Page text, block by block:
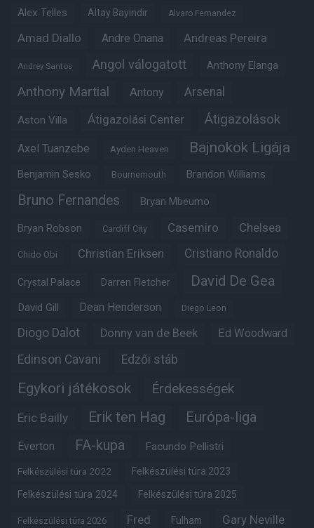
Alex Telles Altay Bayindir Alvaro Fernandez
Amad Diallo Andre Onana Andreas Pereira
Andrey Santos Angol válogatott Anthony Elanga
Anthony Martial Antony Arsenal
Aston Villa Átigazolási Center Átigazolások
Axel Tuanzebe Ayden Heaven Bajnokok Ligája
Benjamin Sesko Bournemouth Brandon Williams
Bruno Fernandes Bryan Mbeumo
Bryan Robson Cardiff City Casemiro Chelsea
Chido Obi Christian Eriksen Cristiano Ronaldo
Crystal Palace Darren Fletcher David De Gea
David Gill Dean Henderson Diego Leon
Diogo Dalot Donny van de Beek Ed Woodward
Edinson Cavani Edzői stáb
Egykori játékosok Érdekességek
Eric Bailly Erik ten Hag Európa-liga
Everton FA-kupa Facundo Pellistri
Felkészülési túra 2022 Felkészülési túra 2023
Felkészülési túra 2024 Felkészülési túra 2025
Felkészülési túra 2026 Fred Fulham Gary Neville